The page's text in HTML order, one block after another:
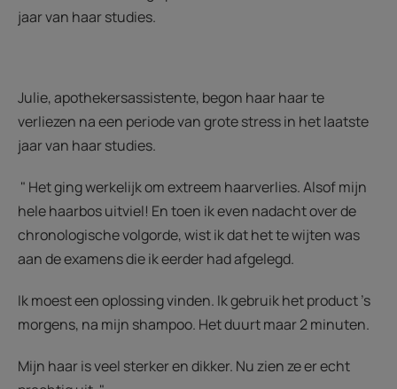
jaar van haar studies.
Julie, apothekersassistente, begon haar haar te
verliezen na een periode van grote stress in het laatste
jaar van haar studies.
" Het ging werkelijk om extreem haarverlies. Alsof mijn
hele haarbos uitviel! En toen ik even nadacht over de
chronologische volgorde, wist ik dat het te wijten was
aan de examens die ik eerder had afgelegd.
Ik moest een oplossing vinden. Ik gebruik het product 's
morgens, na mijn shampoo. Het duurt maar 2 minuten.
Mijn haar is veel sterker en dikker. Nu zien ze er echt